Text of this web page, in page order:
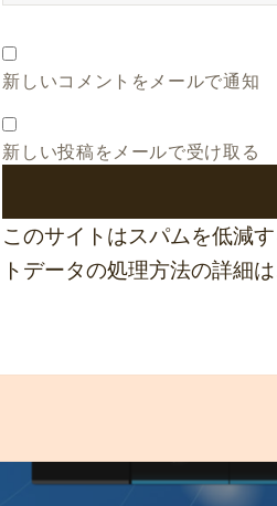
新しいコメントをメールで通知
新しい投稿をメールで受け取る
このサイトはスパムを低減
トデータの処理方法の詳細